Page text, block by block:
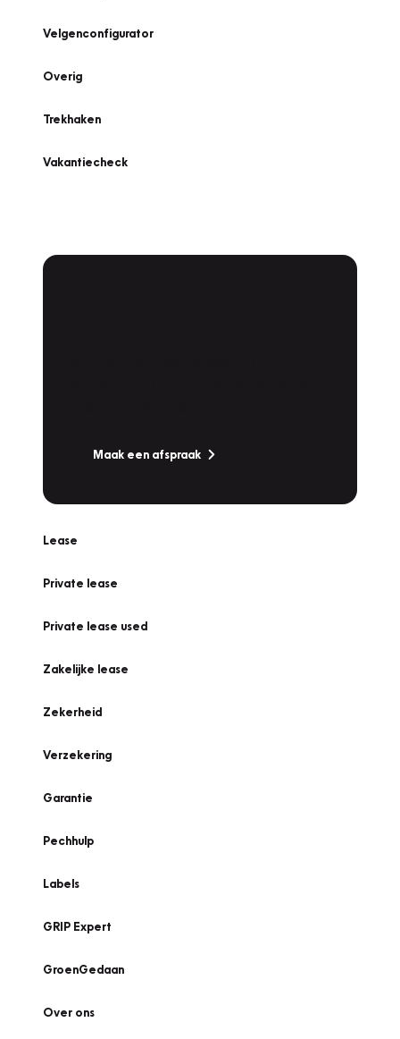
Velgenconfigurator
Overig
Trekhaken
Vakantiecheck
Maak een afspraak
Lease
Private lease
Private lease used
Zakelijke lease
Zekerheid
Verzekering
Garantie
Pechhulp
Labels
GRIP Expert
GroenGedaan
Over ons